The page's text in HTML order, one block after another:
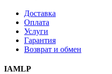
Доставка
Оплата
Услуги
Гарантия
Возврат и обмен
IAMLP